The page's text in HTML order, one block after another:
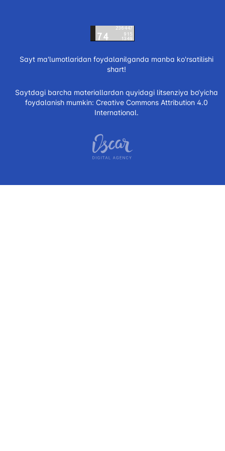
Sayt ma'lumotlaridan foydalanilganda manba ko'rsatilishi
shart!
Saytdagi barcha materiallardan quyidagi litsenziya bo‘yicha
foydalanish mumkin: Creative Commons Attribution 4.0
International.